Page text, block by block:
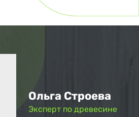
Ольга Строева
Эксперт по древесине